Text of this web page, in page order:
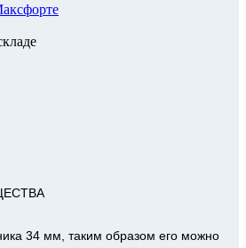
34 мм, таким образом его можно